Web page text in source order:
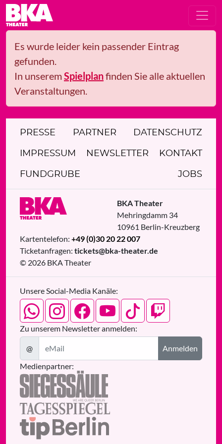
Es wurde leider kein passender Eintrag
gefunden.
In unseremSpielplanfinden Sie alle aktuellen
Veranstaltungen.
PRESSE PARTNER DATENSCHUTZ
IMPRESSUM NEWSLETTER KONTAKT
FUNDGRUBE JOBS
BKA Theater
Mehringdamm 34
10961 Berlin-Kreuzberg
Kartentelefon: +49 (0)30 20 22 007
Ticketanfragen: tickets@bka-theater.de
© 2026 BKA Theater
Unsere Social-Media Kanäle:
Zu unserem Newsletter anmelden:
@
Anmelden
Medienpartner: